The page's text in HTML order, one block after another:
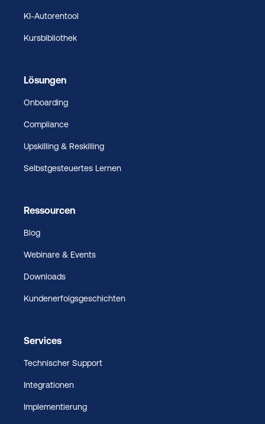
KI-Autorentool
Kursbibliothek
Lösungen
Onboarding
Compliance
Upskilling & Reskilling
Selbstgesteuertes Lernen
Ressourcen
Blog
Webinare & Events
Downloads
Kundenerfolgsgeschichten
Services
Technischer Support
Integrationen
Implementierung